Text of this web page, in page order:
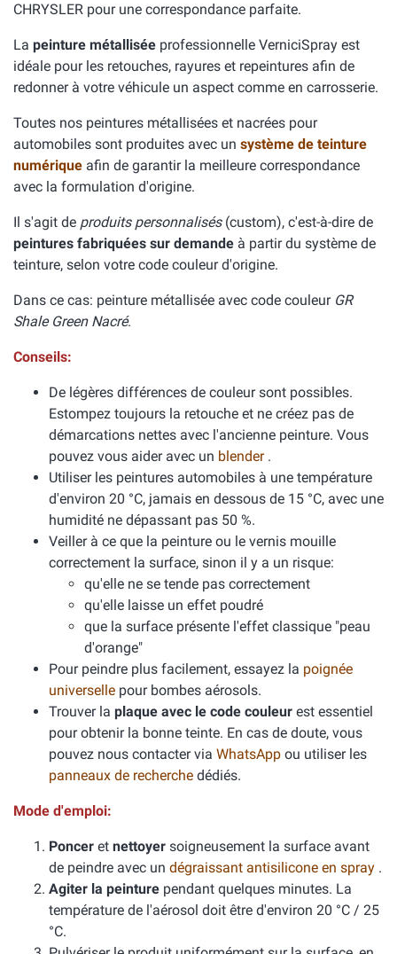
CHRYSLER pour une correspondance parfaite.
La peinture métallisée professionnelle VerniciSpray est
idéale pour les retouches, rayures et repeintures afin de
redonner à votre véhicule un aspect comme en carrosserie.
Toutes nos peintures métallisées et nacrées pour
automobiles sont produites avec un système de teinture
numérique afin de garantir la meilleure correspondance
avec la formulation d'origine.
Il s'agit de produits personnalisés(custom), c'est-à-dire de
peintures fabriquées sur demande à partir du système de
teinture, selon votre code couleur d'origine.
Dans ce cas: peinture métallisée avec code couleur GR
Shale Green Nacré.
Conseils:
De légères différences de couleur sont possibles.
Estompez toujours la retouche et ne créez pas de
démarcations nettes avec l'ancienne peinture. Vous
pouvez vous aider avec un blender .
Utiliser les peintures automobiles à une température
d'environ 20 °C, jamais en dessous de 15 °C, avec une
humidité ne dépassant pas 50 %.
Veiller à ce que la peinture ou le vernis mouille
correctement la surface, sinon il y a un risque:
qu'elle ne se tende pas correctement
qu'elle laisse un effet poudré
que la surface présente l'effet classique "peau
d'orange"
Pour peindre plus facilement, essayez la poignée
universelle pour bombes aérosols.
Trouver la plaque avec le code couleur est essentiel
pour obtenir la bonne teinte. En cas de doute, vous
pouvez nous contacter via WhatsApp ou utiliser les
panneaux de recherche dédiés.
Mode d'emploi:
Poncer et nettoyer soigneusement la surface avant
de peindre avec un dégraissant antisilicone en spray .
Agiter la peinture pendant quelques minutes. La
température de l'aérosol doit être d'environ 20 °C / 25
°C.